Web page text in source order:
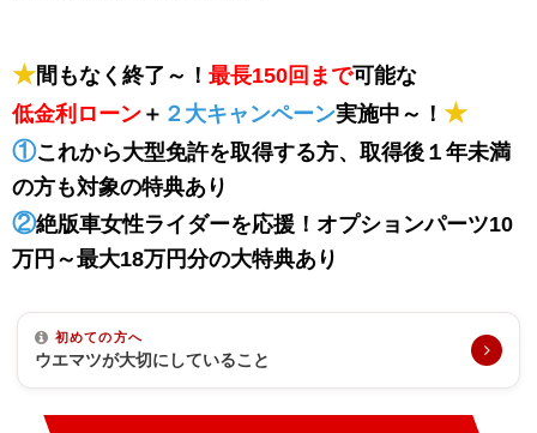
★間もなく終了～！ 最長150回まで可能な
低金利ローン ＋ ２大キャンペーン実施中～！ ★
①これから大型免許を取得する方、取得後１年未満
の方も対象の特典あり
②絶版車女性ライダーを応援！オプションパーツ10
万円～最大18万円分の大特典あり
初めての方へ
ウエマツが大切にしていること